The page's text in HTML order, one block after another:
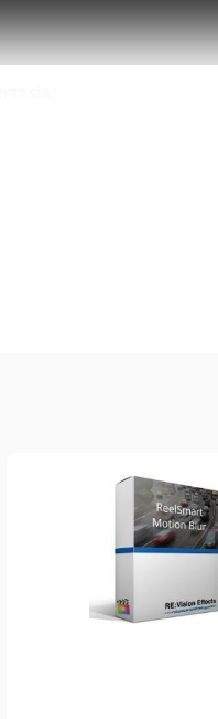
захват целого экрана,
видео из 3D-
кадровой частоты.
клипов, фотографии,
и эффектов для
через
Vimeo, Screencast или в